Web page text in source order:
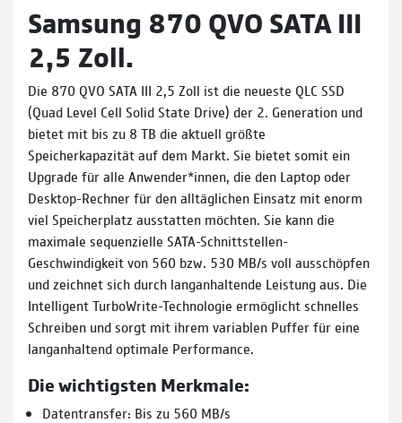
Samsung 870 QVO SATA III
2,5 Zoll.
Die 870 QVO SATA III 2,5 Zoll ist die neueste QLC SSD
(Quad Level Cell Solid State Drive) der 2. Generation und
bietet mit bis zu 8 TB die aktuell größte
Speicherkapazität auf dem Markt. Sie bietet somit ein
Upgrade für alle Anwender*innen, die den Laptop oder
Desktop-Rechner für den alltäglichen Einsatz mit enorm
viel Speicherplatz ausstatten möchten. Sie kann die
maximale sequenzielle SATA-Schnittstellen-
Geschwindigkeit von 560 bzw. 530 MB/s voll ausschöpfen
und zeichnet sich durch langanhaltende Leistung aus. Die
Intelligent TurboWrite-Technologie ermöglicht schnelles
Schreiben und sorgt mit ihrem variablen Puffer für eine
langanhaltend optimale Performance.
Die wichtigsten Merkmale:
Datentransfer: Bis zu 560 MB/s